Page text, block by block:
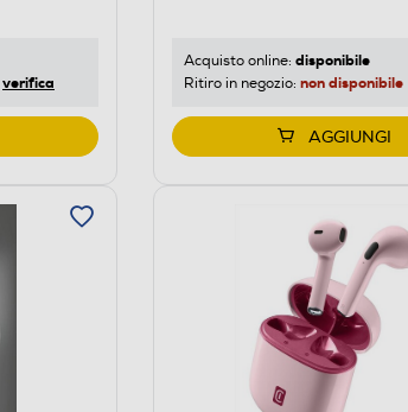
verifica
Acquisto online: disponibile
Ritiro in negozio: non disponibile
AGGIUNGI